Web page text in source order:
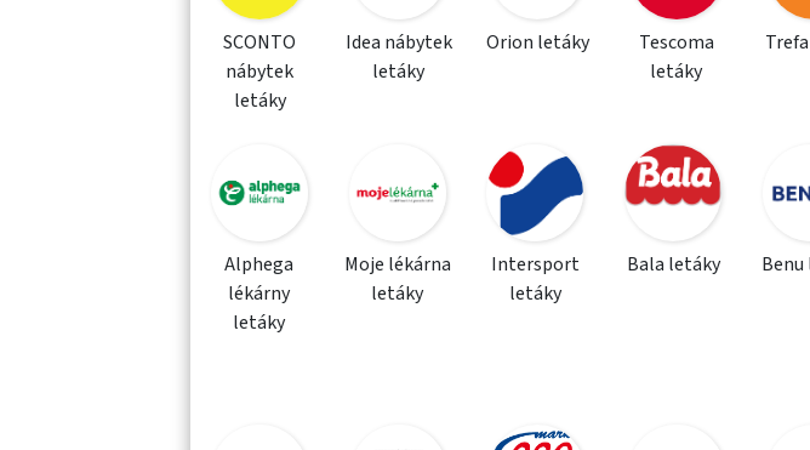
SCONTO
nábytek
letáky
Idea nábytek
letáky
Orion letáky
Tescoma
letáky
Alphega
lékárny
letáky
Moje lékárna
letáky
Intersport
letáky
Bala letáky